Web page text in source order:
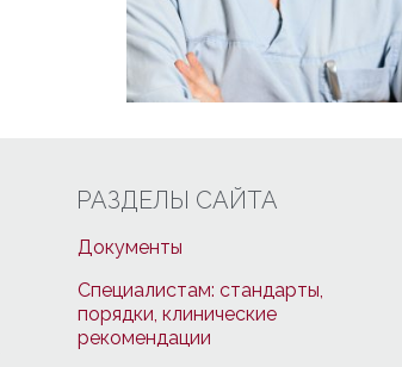
РАЗДЕЛЫ САЙТА
Документы
Специалистам: стандарты,
порядки, клинические
рекомендации